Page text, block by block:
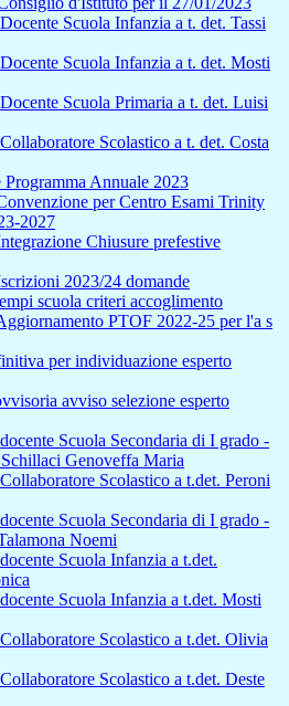
Scuola Infanzia a t. det. Tassi
Scuola Infanzia a t. det. Mosti
Scuola Primaria a t. det. Luisi
Scolastico a t. det. Costa
Programma Annuale 2023
per Centro Esami Trinity
2027
Chiusure prefestive
2023/24 domande
scuola criteri accoglimento
PTOF 2022-25 per l'a s
per individuazione esperto
avviso selezione esperto
Scuola Secondaria di I grado -
Genoveffa Maria
Scolastico a t.det. Peroni
Scuola Secondaria di I grado -
Noemi
Scuola Infanzia a t.det.
Scuola Infanzia a t.det. Mosti
Scolastico a t.det. Olivia
Scolastico a t.det. Deste